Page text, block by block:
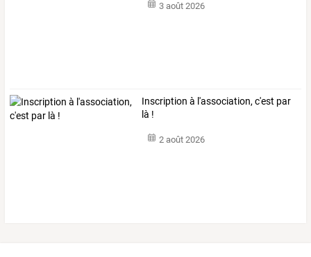
3 août 2026
Inscription à l'association, c'est par
là !
2 août 2026